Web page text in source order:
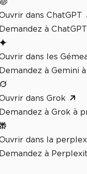
dans ChatGPT
Demandez à
dans les
Demandez à Gemini
dans Grok
Demandez à Grok à
dans la
Demandez à